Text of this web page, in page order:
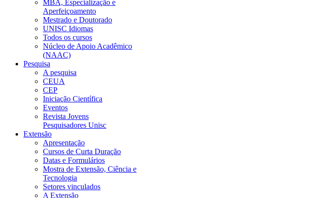
MBA, Especialização e
Aperfeiçoamento
Mestrado e Doutorado
UNISC Idiomas
Todos os cursos
Núcleo de Apoio Acadêmico
(NAAC)
Pesquisa
A pesquisa
CEUA
CEP
Iniciação Científica
Eventos
Revista Jovens
Pesquisadores Unisc
Extensão
Apresentação
Cursos de Curta Duração
Datas e Formulários
Mostra de Extensão, Ciência e
Tecnologia
Setores vinculados
A Extensão